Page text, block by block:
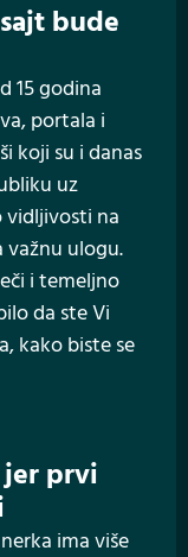
bude
15 godina
portala i
koji su i danas
uz
vidljivosti na
važnu ulogu.
i temeljno
da ste Vi
kako biste se
jer prvi
ima više